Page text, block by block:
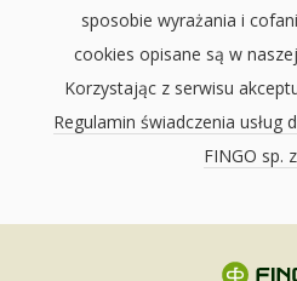
sposobie wyrażania i
cookies opisane są w naszej
Korzystając z serwisu
Regulamin świadczenia usług
FINGO sp.